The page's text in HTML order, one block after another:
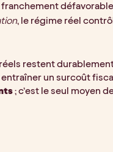
franchement
, le régime réel
restent
un surcoût
; c’est le seul moyen